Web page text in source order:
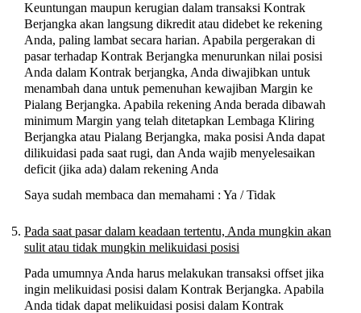
Keuntungan maupun kerugian dalam transaksi Kontrak
Berjangka akan langsung dikredit atau didebet ke rekening
Anda, paling lambat secara harian. Apabila pergerakan di
pasar terhadap Kontrak Berjangka menurunkan nilai posisi
Anda dalam Kontrak berjangka, Anda diwajibkan untuk
menambah dana untuk pemenuhan kewajiban Margin ke
Pialang Berjangka. Apabila rekening Anda berada dibawah
minimum Margin yang telah ditetapkan Lembaga Kliring
Berjangka atau Pialang Berjangka, maka posisi Anda dapat
dilikuidasi pada saat rugi, dan Anda wajib menyelesaikan
deficit (jika ada) dalam rekening Anda
Saya sudah membaca dan memahami : Ya / Tidak
Pada saat pasar dalam keadaan tertentu, Anda mungkin akan
sulit atau tidak mungkin melikuidasi posisi
Pada umumnya Anda harus melakukan transaksi offset jika
ingin melikuidasi posisi dalam Kontrak Berjangka. Apabila
Anda tidak dapat melikuidasi posisi dalam Kontrak